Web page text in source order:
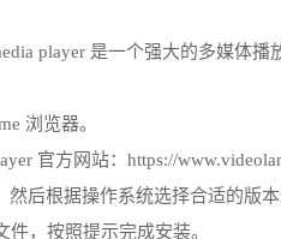
player 是一个强大的多媒体
浏览器。
官方网站：https://
然后根据操作系统选择合适的版本
件，按照提示完成安装。